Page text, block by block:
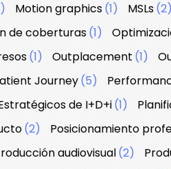
Motion graphics(1) MSLs(2)
de coberturas(1)
(1) Outplacement (1)
Journey(5)
de I+D+i(1)
(2) Posicionamiento
audiovisual(2)